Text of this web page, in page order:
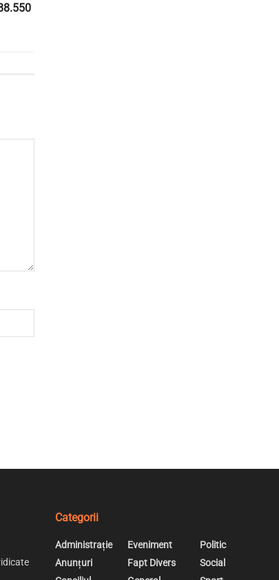
Categorii
Administrație
Anunțuri
Eveniment
Fapt Divers
Politic
Social